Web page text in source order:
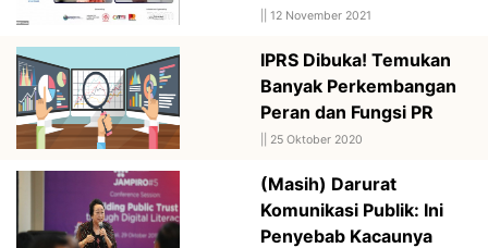
12 November 2021
IPRS Dibuka! Temukan
Banyak Perkembangan
Peran dan Fungsi PR
25 Oktober 2020
(Masih) Darurat
Komunikasi Publik: Ini
Penyebab Kacaunya